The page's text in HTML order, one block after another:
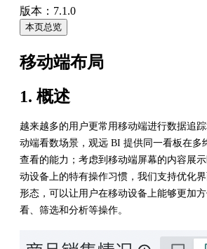
版本：7.1.0
本页总览
移动端布局
1. 概述
越来越多的用户更常用移动端进行数据追
动端看数场景，观远 BI 提供同一看板在多
查看的能力；考虑到移动端屏幕的内容展
动设备上的特有操作习惯，我们支持优化
形态，可以让用户在移动设备上能够更加
看、筛选和分析等操作。